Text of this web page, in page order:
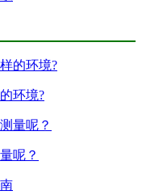
环境?
呢？